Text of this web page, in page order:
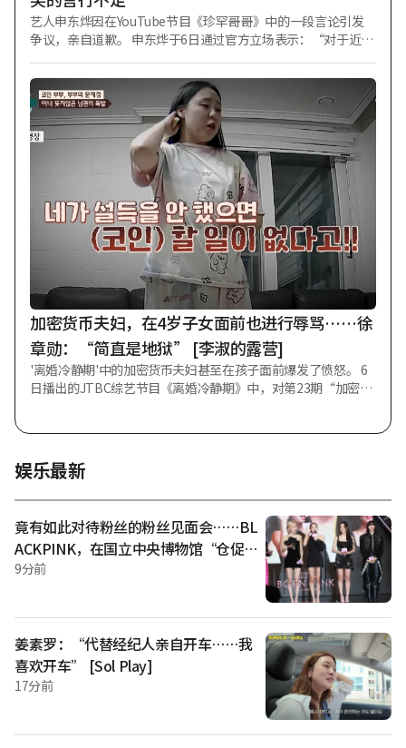
艺人申东烨因在YouTube节目《珍罕哥哥》中的一段言论引发
争议，亲自道歉。 申东烨于6日通过官方立场表示：“对于近期
有人，我真诚地低头致歉。” 他强调了自己对大学路的热爱与
尊重。申东烨称：“对我而言，大学路是非常有意义且特殊的
空间”，“我在大学路观看了《地铁1号线》、《寻找金钟旭》
等无数名作，深受触动并感动不已”。 随后补充道：“因此，
我一直对大学路的舞台和表演艺术怀有热爱与尊重之心。” 申
东烨解释说：“在节目中与出演嘉宾对话的过程中，过于偏向
玩笑性质的互动，未能顾及现场的实际环境以及众多工作人员
的辛劳，说了轻率的话。” 他接着表示：“对于因我不足的言
行而感到不适和受伤的所有人，我再次从心底深表歉意”，并
承诺“今后在任何场合都将更加谨慎地注意言行，并对创造舞
台艺术的人们始终保持谦逊之心”。 此前，3日公开的YouTube
频道《珍罕哥哥 申东烨》中，申东烨在与嘉宾Boom、Nucksal
交谈时提及音乐剧。他说：“大学路总体上小剧场较多，所以
不演音乐剧。音乐剧是在大剧场演出的，所以在大学路上演的
只是小剧场音乐剧。那种情况甚至不需要麦克
加密货币夫妇，在4岁子女面前也进行辱骂……徐
章勋：“简直是地狱” [李淑的露营]
'离婚冷静期'中的加密货币夫妇甚至在孩子面前爆发了愤怒。 6
日播出的JTBC综艺节目《离婚冷静期》中，对第23期“加密货
人在孩子面前持续进行辱骂的场景。4岁的长子看到母亲靠近便
后退，并说“别过来”。对此，徐章勋表示：“孩子很害怕，
是怕妈妈”，感到十分遗憾。 丈夫说道：“希望不要在孩子面
前说那么过分的话。还说‘你爸爸是个垃圾’之类的话。至少
希望妻子不要在孩子面前那样做。”然而，丈夫也在孩子面前
爆发了情绪。 徐章勋感叹道：“简直是地狱。”孩子甚至模仿
了夫妻二人的样子。此外，据悉孩子的抽动症状也加重了。 妻
子表示：“看了视频我明白了。孩子对我说‘别过来’。我很
娱乐最新
竟有如此对待粉丝的粉丝见面会……BL
ACKPINK，在国立中央博物馆“仓促”
举办 10 周年活动 [明星话题]
9分前
姜素罗：“代替经纪人亲自开车……我
喜欢开车” [Sol Play]
17分前